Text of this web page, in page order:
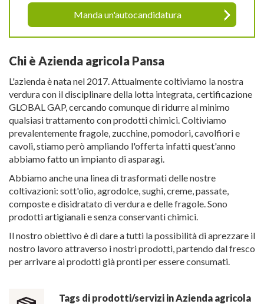
Manda un'autocandidatura
Chi è Azienda agricola Pansa
L'azienda è nata nel 2017. Attualmente coltiviamo la nostra
verdura con il disciplinare della lotta integrata, certificazione
GLOBAL GAP, cercando comunque di ridurre al minimo
qualsiasi trattamento con prodotti chimici. Coltiviamo
prevalentemente fragole, zucchine, pomodori, cavolfiori e
cavoli, stiamo però ampliando l'offerta infatti quest'anno
abbiamo fatto un impianto di asparagi.
Abbiamo anche una linea di trasformati delle nostre
coltivazioni: sott'olio, agrodolce, sughi, creme, passate,
composte e disidratato di verdura e delle fragole. Sono
prodotti artigianali e senza conservanti chimici.
Il nostro obiettivo è di dare a tutti la possibilità di aprezzare il
nostro lavoro attraverso i nostri prodotti, partendo dal fresco
per arrivare ai prodotti già pronti per essere consumati.
Tags di prodotti/servizi in Azienda agricola